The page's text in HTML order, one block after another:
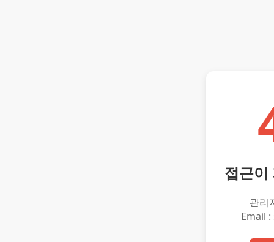
접근이
관리
Email